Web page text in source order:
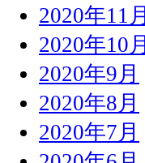
2020年11月
2020年10月
2020年9月
2020年8月
2020年7月